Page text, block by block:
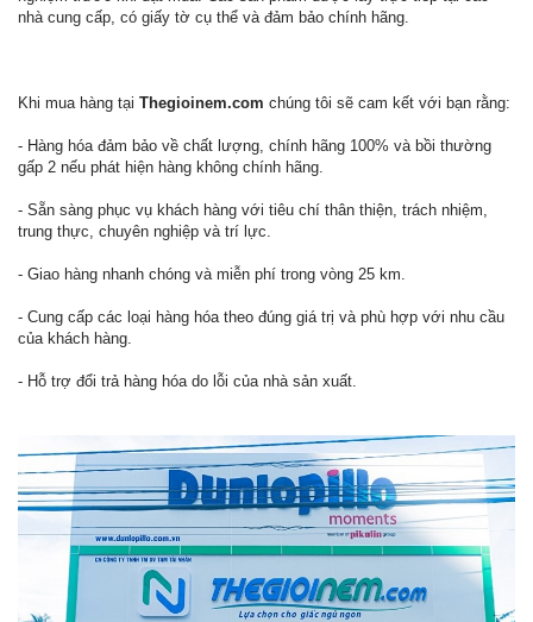
nhà cung cấp, có giấy tờ cụ thể và đảm bảo chính hãng.
Khi mua hàng tại Thegioinem.com chúng tôi sẽ cam kết với bạn rằng:
- Hàng hóa đảm bảo về chất lượng, chính hãng 100% và bồi thường
gấp 2 nếu phát hiện hàng không chính hãng.
- Sẵn sàng phục vụ khách hàng với tiêu chí thân thiện, trách nhiệm,
trung thực, chuyên nghiệp và trí lực.
- Giao hàng nhanh chóng và miễn phí trong vòng 25 km.
- Cung cấp các loại hàng hóa theo đúng giá trị và phù hợp với nhu cầu
của khách hàng.
- Hỗ trợ đổi trả hàng hóa do lỗi của nhà sản xuất.